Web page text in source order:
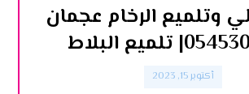
وتلميع الرخام عجمان
أكتوبر 15, 2023